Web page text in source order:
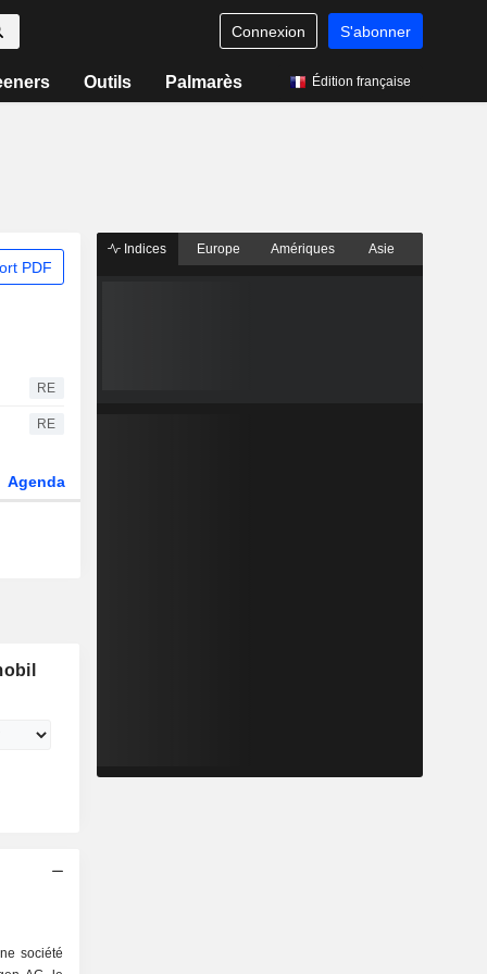
Connexion S'abonner
Outils Palmarès Édition française
PDF
RE
RE
Agenda
société
Indices Europe Amériques Asie